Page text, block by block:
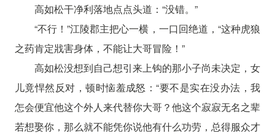
高如松干净利落地点点头道：“没错。”
“不行！”江陵郡主把心一横，一口回绝道，“这种虎狼
之药肯定戕害身体，不能让大哥冒险！”
高如松没想到自己想引来上钩的那小子尚未决定，女
儿竟悍然反对，顿时恼羞成怒：“要不是实在没办法，我
怎会便宜他这个外人来代替你大哥？他这个寂寂无名之辈
若想娶你，那么就不能凭你说他有什么功劳，总得服众才